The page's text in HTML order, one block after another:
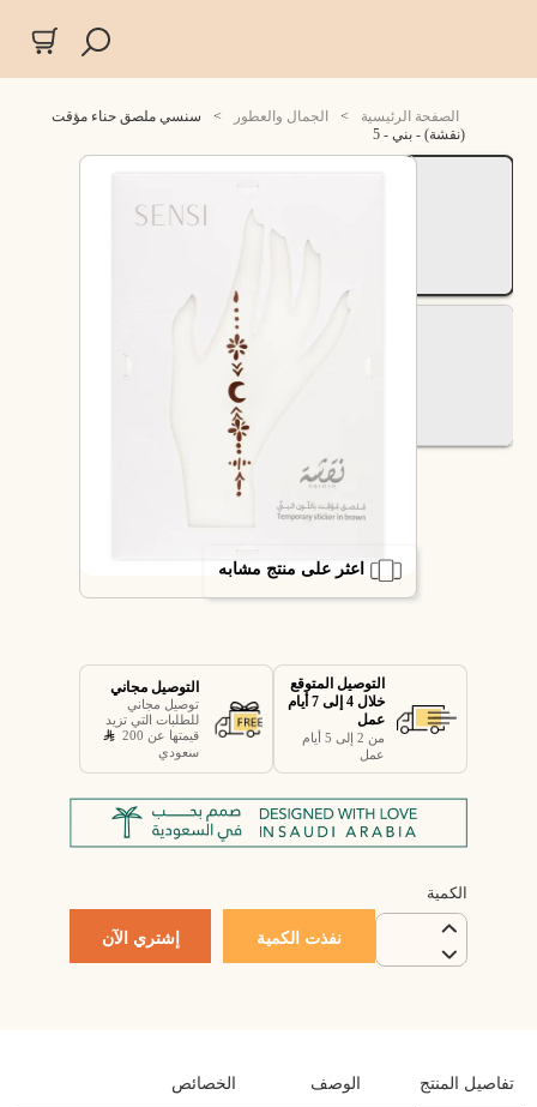
الصفحة الرئيسية > الجمال والعطور >
سنسي ملصق حناء مؤقت
(نقشة) - بني - 5
اعثر على منتج مشابه
التوصيل المتوقع
خلال 4 إلى 7 أيام
عمل
من 2 إلى 5 أيام
عمل
التوصيل مجاني
توصيل مجاني
للطلبات التي تزيد
قيمتها عن 200
سعودي
الكمية
نفذت الكمية إشتري الآن
تفاصيل المنتج الوصف الخصائص